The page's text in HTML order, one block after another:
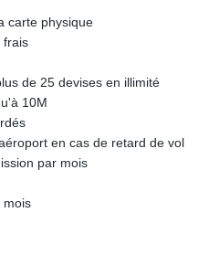
carte physique
frais
de 25 devises en illimité
10M
en cas de retard de vol
par mois
mois